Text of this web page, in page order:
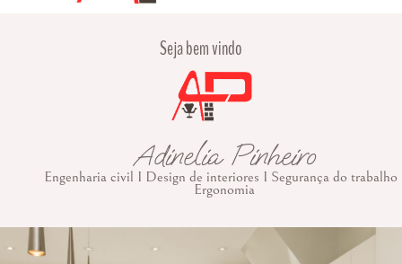
Seja bem vindo
Adinelia Pinheiro
Engenharia civil I Design de interiores I Segurança do trabalho
Ergonomia